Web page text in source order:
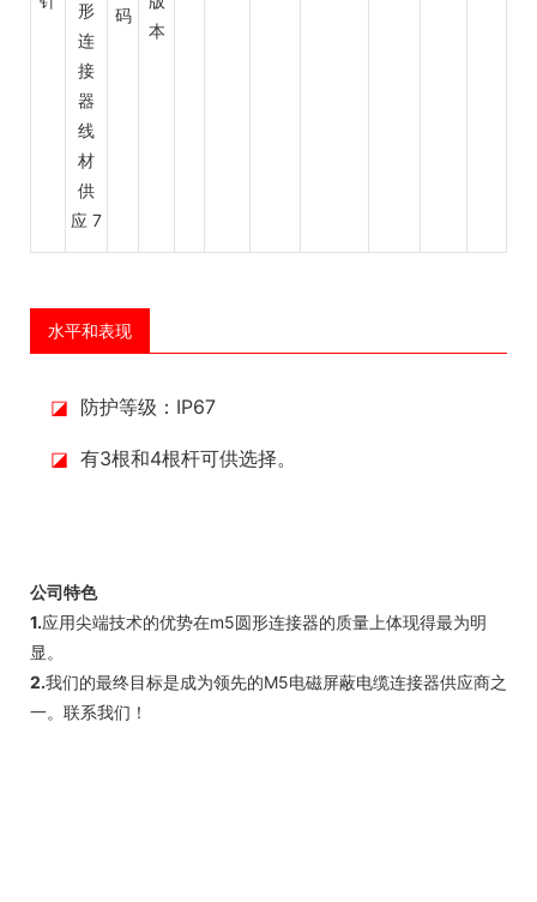
码
本
水平和表现
◪ 防护等级：IP67
◪ 有3根和4根杆可供选择。
公司特色
1.应用尖端技术的优势在m5圆形连接器的质量上体现得最为明
显。
2.我们的最终目标是成为领先的M5电磁屏蔽电缆连接器供应商之
一。联系我们！